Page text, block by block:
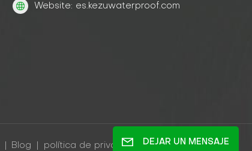
Website: es.kezuwaterproof.com
Blog política de privacidad DEJAR UN MENSAJE